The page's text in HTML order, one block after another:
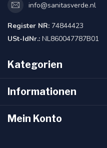
info@sanitasverde.nl
Register NR: 74844423
USt-IdNr.: NL860047787B01
Kategorien
Informationen
Mein Konto